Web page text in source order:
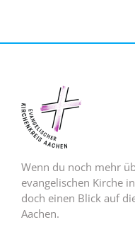
Wenn du noch mehr
evangelischen Kirche
doch einen Blick auf
Aachen.